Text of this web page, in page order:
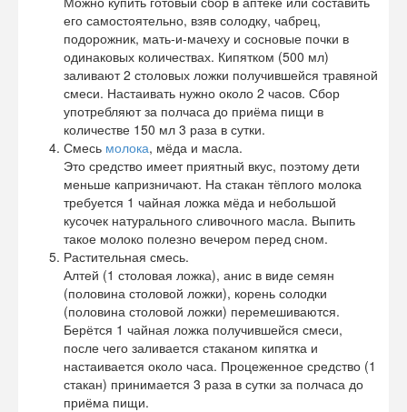
его самостоятельно, взяв солодку, чабрец,
подорожник, мать-и-мачеху и сосновые почки в
одинаковых количествах. Кипятком (500 мл)
заливают 2 столовых ложки получившейся травяной
смеси. Настаивать нужно около 2 часов. Сбор
употребляют за полчаса до приёма пищи в
количестве 150 мл 3 раза в сутки.
Смесь молока, мёда и масла.
Это средство имеет приятный вкус, поэтому дети
меньше капризничают. На стакан тёплого молока
требуется 1 чайная ложка мёда и небольшой
кусочек натурального сливочного масла. Выпить
такое молоко полезно вечером перед сном.
Растительная смесь.
Алтей (1 столовая ложка), анис в виде семян
(половина столовой ложки), корень солодки
(половина столовой ложки) перемешиваются.
Берётся 1 чайная ложка получившейся смеси,
после чего заливается стаканом кипятка и
настаивается около часа. Процеженное средство (1
стакан) принимается 3 раза в сутки за полчаса до
приёма пищи.